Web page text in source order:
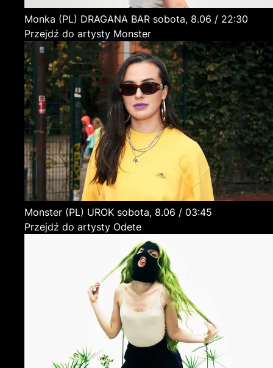
Monka (PL) DRAGANA BAR
sobota, 8.06 / 22:30
Przejdź do artysty Monster
Monster (PL) UROK
sobota, 8.06 / 03:45
Przejdź do artysty Odete